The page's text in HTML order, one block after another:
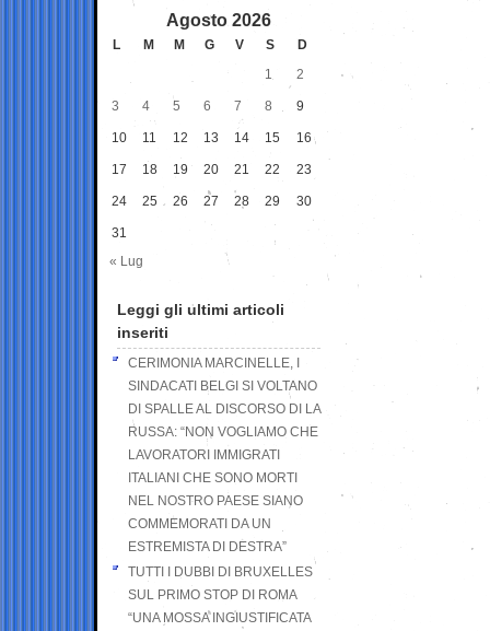
Agosto 2026
L M M G V S
D
1
2
3 4 5 6 7 8 9
10 11 12 13 14 15 16
17 18 19 20 21 22 23
24 25 26 27 28 29 30
31
« Lug
Leggi gli ultimi articoli
inseriti
CERIMONIA MARCINELLE, I
SINDACATI BELGI SI VOLTANO
DI SPALLE AL DISCORSO DI LA
RUSSA: “NON VOGLIAMO CHE
LAVORATORI IMMIGRATI
ITALIANI CHE SONO MORTI
NEL NOSTRO PAESE SIANO
COMMEMORATI DA UN
ESTREMISTA DI DESTRA”
TUTTI I DUBBI DI BRUXELLES
SUL PRIMO STOP DI ROMA
“UNA MOSSA INGIUSTIFICATA